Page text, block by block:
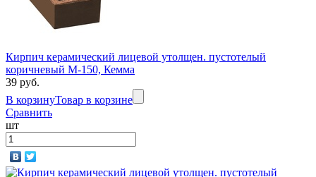
Кирпич керамический лицевой утолщен. пустотелый
коричневый М-150, Кемма
39 руб.
В корзинуТовар в корзине
Сравнить
шт